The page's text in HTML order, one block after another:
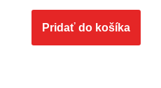
Pridať do košíka